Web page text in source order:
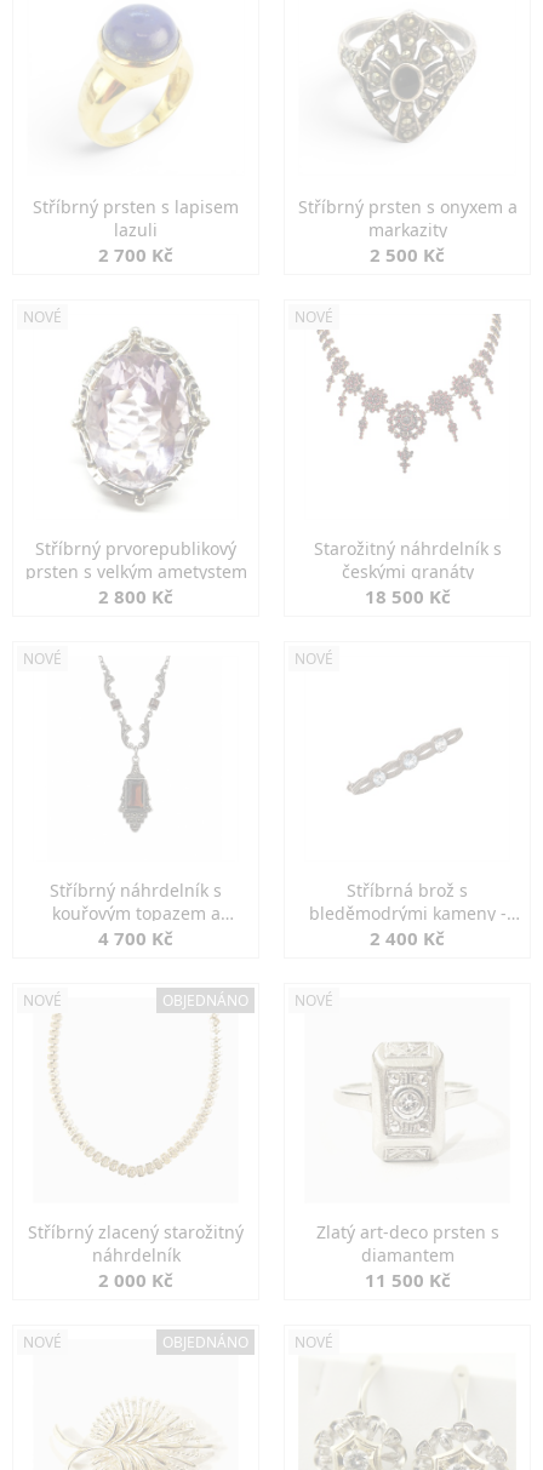
Stříbrný prsten s lapisem
lazuli
2 700 Kč
Stříbrný prsten s onyxem a
markazity
2 500 Kč
NOVÉ
Stříbrný prvorepublikový
prsten s velkým ametystem
2 800 Kč
NOVÉ
Starožitný náhrdelník s
českými granáty
18 500 Kč
NOVÉ
Stříbrný náhrdelník s
kouřovým topazem a
markazity
4 700 Kč
NOVÉ
Stříbrná brož s
bleděmodrými kameny -
jemná elegance
2 400 Kč
NOVÉ OBJEDNÁNO
Stříbrný zlacený starožitný
náhrdelník
2 000 Kč
NOVÉ
Zlatý art-deco prsten s
diamantem
11 500 Kč
NOVÉ OBJEDNÁNO NOVÉ